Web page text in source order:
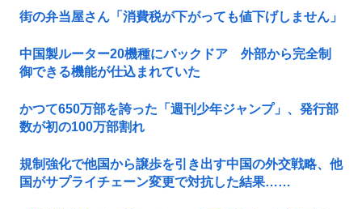
街の弁当屋さん「消費税が下がっても値下げしません」
中国製ルーター20機種にバックドア 外部から完全制
御できる機能が仕込まれていた
かつて650万部を誇った「週刊少年ジャンプ」、発行部
数が初の100万部割れ
規制強化で他国から譲歩を引き出す中国の外交戦略、他
国がサプライチェーン変更で対抗した結果……